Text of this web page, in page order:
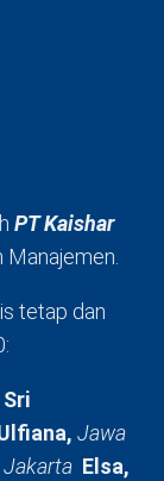
PT Kaishar
tetap dan
Sri
Jawa
Jakarta Elsa,